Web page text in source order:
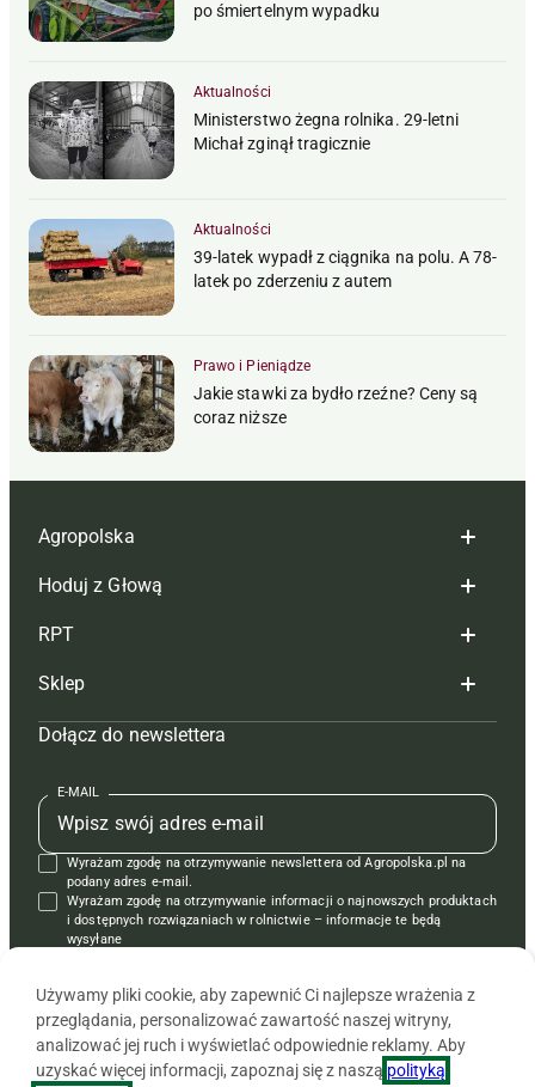
po śmiertelnym wypadku
Aktualności
Ministerstwo żegna rolnika. 29-letni
Michał zginął tragicznie
Aktualności
39-latek wypadł z ciągnika na polu. A 78-
latek po zderzeniu z autem
Prawo i Pieniądze
Jakie stawki za bydło rzeźne? Ceny są
coraz niższe
Agropolska
Redakcja
Reklama
Tagi
Mapa serwisu
Kontakt
Regulamin
Polityka prywatności
Hoduj z Głową
Hoduj z głową bydło
Hoduj z głową świnie
Prenumerata
Redakcja
Kontakt
Reklama
RPT
Redakcja
Prenumerata
Reklama
Kontakt
Krzyżówki
Sklep
Czasopisma i prenumerata
Książki
Regulamin
Dołącz do newslettera
E-MAIL
Wyrażam zgodę na otrzymywanie newslettera od Agropolska.pl na
podany adres e-mail.
Wyrażam zgodę na otrzymywanie informacji o najnowszych produktach
i dostępnych rozwiązaniach w rolnictwie – informacje te będą
wysyłane
Używamy pliki cookie, aby zapewnić Ci najlepsze wrażenia z
przeglądania, personalizować zawartość naszej witryny,
analizować jej ruch i wyświetlać odpowiednie reklamy. Aby
uzyskać więcej informacji, zapoznaj się z naszą polityką